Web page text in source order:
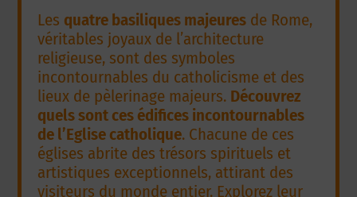
Les quatre basiliques majeures de Rome,
véritables joyaux de l’architecture
religieuse, sont des symboles
incontournables du catholicisme et des
lieux de pèlerinage majeurs. Découvrez
quels sont ces édifices incontournables
de l’Eglise catholique. Chacune de ces
églises abrite des trésors spirituels et
artistiques exceptionnels, attirant des
visiteurs du monde entier. Explorez leur